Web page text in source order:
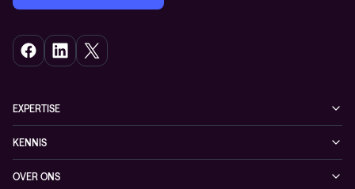
EXPERTISE
Networking
Hybrid Cloud
KENNIS
OVER ONS